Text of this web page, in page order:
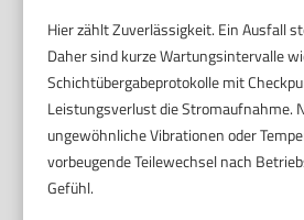
Hier zählt Zuverlässigkeit. Ein Ausfall
Daher sind kurze Wartungsintervalle
Schichtübergabeprotokolle mit
Leistungsverlust die Stromaufnahme.
ungewöhnliche Vibrationen oder
vorbeugende Teilewechsel nach
Gefühl.